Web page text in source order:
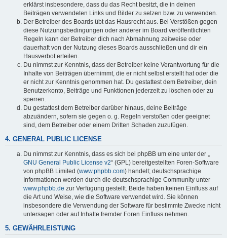
erklärst insbesondere, dass du das Recht besitzt, die in deinen
Beiträgen verwendeten Links und Bilder zu setzen bzw. zu verwenden.
Der Betreiber des Boards übt das Hausrecht aus. Bei Verstößen gegen
diese Nutzungsbedingungen oder anderer im Board veröffentlichten
Regeln kann der Betreiber dich nach Abmahnung zeitweise oder
dauerhaft von der Nutzung dieses Boards ausschließen und dir ein
Hausverbot erteilen.
Du nimmst zur Kenntnis, dass der Betreiber keine Verantwortung für die
Inhalte von Beiträgen übernimmt, die er nicht selbst erstellt hat oder die
er nicht zur Kenntnis genommen hat. Du gestattest dem Betreiber, dein
Benutzerkonto, Beiträge und Funktionen jederzeit zu löschen oder zu
sperren.
Du gestattest dem Betreiber darüber hinaus, deine Beiträge
abzuändern, sofern sie gegen o. g. Regeln verstoßen oder geeignet
sind, dem Betreiber oder einem Dritten Schaden zuzufügen.
4. GENERAL PUBLIC LICENSE
Du nimmst zur Kenntnis, dass es sich bei phpBB um eine unter der „
GNU General Public License v2“ (GPL) bereitgestellten Foren-Software
von phpBB Limited (www.phpbb.com) handelt; deutschsprachige
Informationen werden durch die deutschsprachige Community unter
www.phpbb.de zur Verfügung gestellt. Beide haben keinen Einfluss auf
die Art und Weise, wie die Software verwendet wird. Sie können
insbesondere die Verwendung der Software für bestimmte Zwecke nicht
untersagen oder auf Inhalte fremder Foren Einfluss nehmen.
5. GEWÄHRLEISTUNG